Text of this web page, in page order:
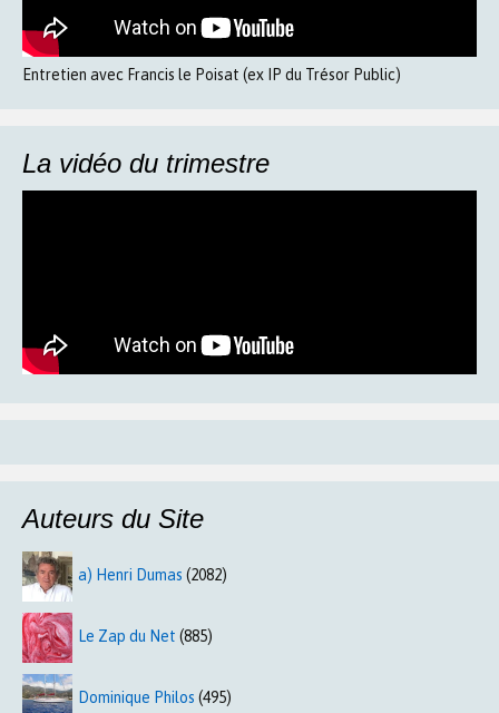
Entretien avec Francis le Poisat (ex IP du Trésor Public)
La vidéo du trimestre
Auteurs du Site
a) Henri Dumas (2082)
Le Zap du Net (885)
Dominique Philos (495)